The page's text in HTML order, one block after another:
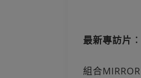
最新專訪片︰
組合